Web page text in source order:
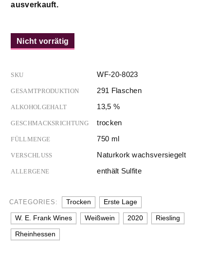
ausverkauft.
Nicht vorrätig
SKU WF-20-8023
GESAMTPRODUKTION 291 Flaschen
ALKOHOLGEHALT 13,5 %
GESCHMACKSRICHTUNG trocken
FÜLLMENGE 750 ml
VERSCHLUSS Naturkork wachsversiegelt
ALLERGENE enthält Sulfite
CATEGORIES: Trocken Erste Lage
W. E. Frank Wines Weißwein 2020 Riesling
Rheinhessen